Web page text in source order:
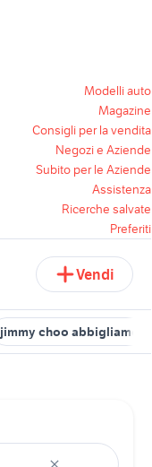
Modelli auto
Magazine
Consigli per la vendita
Negozi e Aziende
Subito per le Aziende
Assistenza
Ricerche salvate
Preferiti
Vendi
jimmy choo abbigliamento